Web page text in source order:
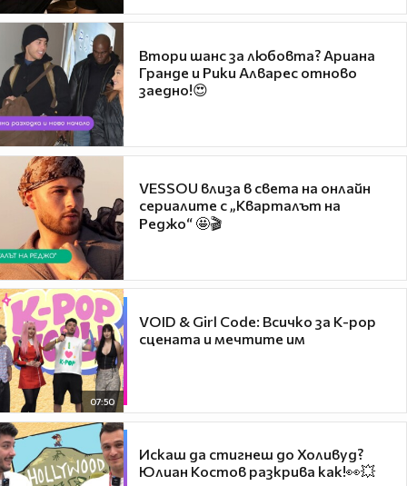
Втори шанс за любовта? Ариана
Гранде и Рики Алварес отново
заедно!😍
VESSOU влиза в света на онлайн
сериалите с „Кварталът на
Реджо“ 🤩🎬
07:50
VOID & Girl Code: Всичко за K-pop
сцената и мечтите им
Искаш да стигнеш до Холивуд?
Юлиан Костов разкрива как!👀💥